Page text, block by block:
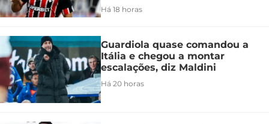
Há 18 horas
Guardiola quase comandou a
Itália e chegou a montar
escalações, diz Maldini
Há 20 horas